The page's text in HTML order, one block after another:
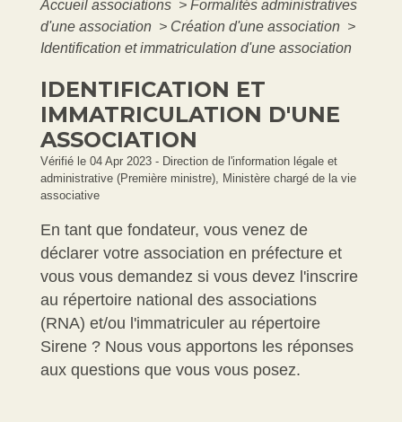
Accueil associations > Formalités administratives
d'une association > Création d'une association >
Identification et immatriculation d'une association
IDENTIFICATION ET
IMMATRICULATION D'UNE
ASSOCIATION
Vérifié le 04 Apr 2023 - Direction de l'information légale et
administrative (Première ministre), Ministère chargé de la vie
associative
En tant que fondateur, vous venez de
déclarer votre association en préfecture et
vous vous demandez si vous devez l'inscrire
au répertoire national des associations
(RNA) et/ou l'immatriculer au répertoire
Sirene ? Nous vous apportons les réponses
aux questions que vous vous posez.